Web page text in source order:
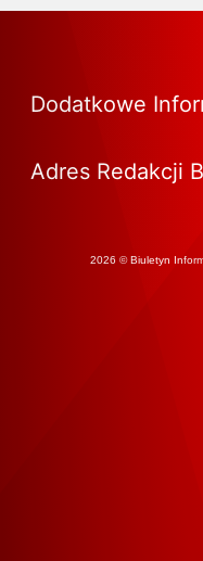
Dodatkowe
Adres Redakcji
2026 © Biuletyn